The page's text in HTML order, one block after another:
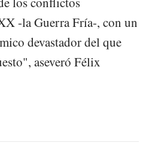
-la Guerra Fría-, con un
devastador del que
aseveró Félix